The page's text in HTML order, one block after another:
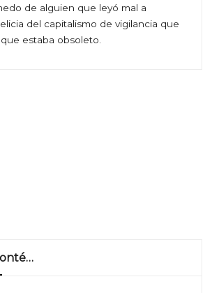
de alguien que leyó mal a
del capitalismo de vigilancia que
estaba obsoleto.